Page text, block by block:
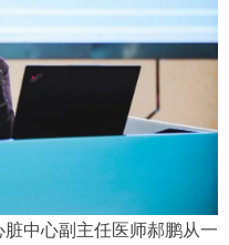
中心副主任医师郝鹏从一